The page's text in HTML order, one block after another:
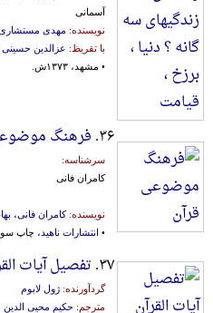
آسمانی
نویسنده: مهدی
با تقريظ: عزالدین حسینی
• مشهد، ۱۳۷۳ش.
۳۶. فرهنگ
سرشناسه:
کامران فانی
نویسنده:کامران فانی،
• انتشارات ناهید ، چاپ سوم،
۳۷. تفصیل آیات
گردآورنده: ژول لابوم
مترجم: حکیم محیی